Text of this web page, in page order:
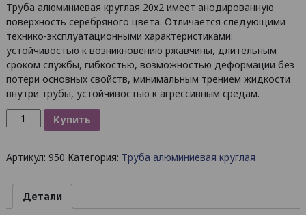
Труба алюминиевая круглая 20х2 имеет анодированную
поверхность серебряного цвета. Отличается следующими
технико-эксплуатационными характеристиками:
устойчивостью к возникновению ржавчины, длительным
сроком службы, гибкостью, возможностью деформации без
потери основных свойств, минимальным трением жидкости
внутри трубы, устойчивостью к агрессивным средам.
Количество
товара
алюминиевая
20х2
Купить
Артикул: 950 Категория: Труба алюминиевая круглая
Детали